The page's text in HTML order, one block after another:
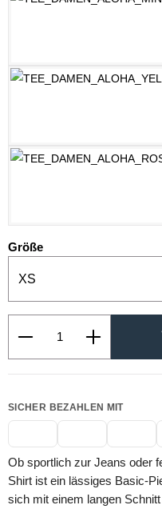
Größeauswählen
SICHER BEZAHLEN MIT
Ob sportlich zur Jeans oder
Shirt ist ein lässiges Basic-
sich mit einem langen